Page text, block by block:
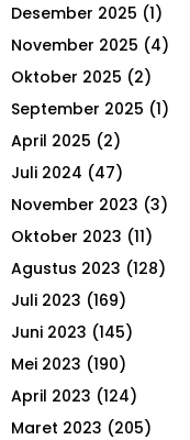
f
o
r
Desember 2025 (1)
November 2025 (4)
Oktober 2025 (2)
September 2025 (1)
April 2025 (2)
Juli 2024 (47)
November 2023 (3)
Oktober 2023 (11)
Agustus 2023 (128)
Juli 2023 (169)
Juni 2023 (145)
Mei 2023 (190)
April 2023 (124)
Maret 2023 (205)